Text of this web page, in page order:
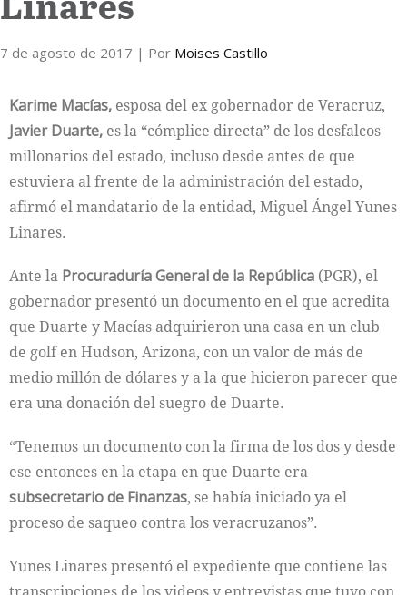
7 de agosto de 2017 | Por Moises Castillo
Karime Macías, esposa del ex gobernador de Veracruz,
Javier Duarte, es la “cómplice directa” de los desfalcos
millonarios del estado, incluso desde antes de que
estuviera al frente de la administración del estado,
afirmó el mandatario de la entidad, Miguel Ángel Yunes
Linares.
Ante la Procuraduría General de la República (PGR), el
gobernador presentó un documento en el que acredita
que Duarte y Macías adquirieron una casa en un club
de golf en Hudson, Arizona, con un valor de más de
medio millón de dólares y a la que hicieron parecer que
era una donación del suegro de Duarte.
“Tenemos un documento con la firma de los dos y desde
ese entonces en la etapa en que Duarte era
subsecretario de Finanzas, se había iniciado ya el
proceso de saqueo contra los veracruzanos”.
Yunes Linares presentó el expediente que contiene las